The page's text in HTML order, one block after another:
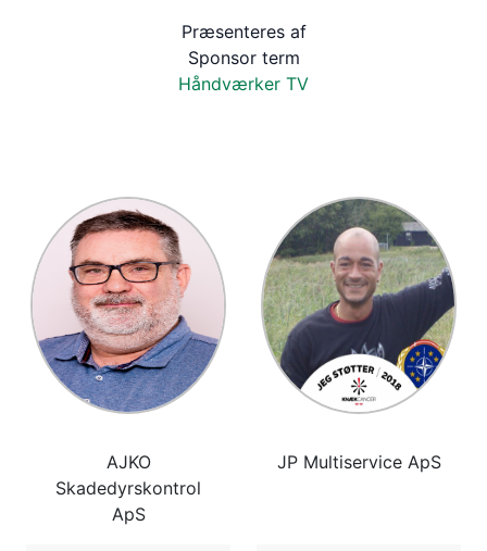
Præsenteres af
Sponsor term
Håndværker TV
AJKO
Skadedyrskontrol
ApS
JP Multiservice ApS